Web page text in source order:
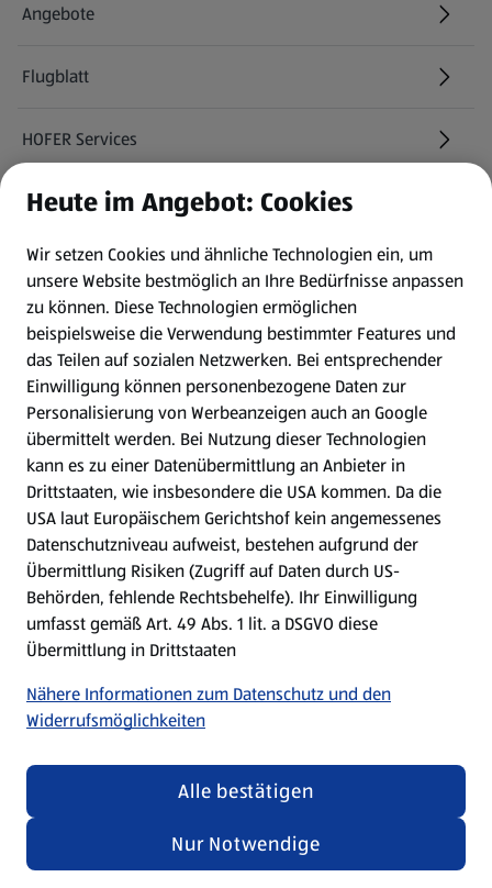
Angebote
Flugblatt
HOFER Services
Newsletter
WhatsApp
Gewinnspiele
Mein HOFER. Meine Einkäufe.
Meine Meinung. Mein HOFER.
Gutscheingroßbestellung
(öffnet in einem neuen Tab)
Folge uns hier:
Jetzt die HOFER App downloaden
Datenschutz- und Richtlinienmenü
Impressum
Security Policy
(öffnet in einem neuen Tab)
Heute im Angebot: Cookies
Wir setzen Cookies und ähnliche Technologien ein, um
unsere Website bestmöglich an Ihre Bedürfnisse anpassen
zu können. Diese Technologien ermöglichen
beispielsweise die Verwendung bestimmter Features und
das Teilen auf sozialen Netzwerken. Bei entsprechender
Einwilligung können personenbezogene Daten zur
Personalisierung von Werbeanzeigen auch an Google
übermittelt werden. Bei Nutzung dieser Technologien
kann es zu einer Datenübermittlung an Anbieter in
Drittstaaten, wie insbesondere die USA kommen. Da die
USA laut Europäischem Gerichtshof kein angemessenes
Datenschutzniveau aufweist, bestehen aufgrund der
Übermittlung Risiken (Zugriff auf Daten durch US-
Behörden, fehlende Rechtsbehelfe). Ihr Einwilligung
umfasst gemäß Art. 49 Abs. 1 lit. a DSGVO diese
Übermittlung in Drittstaaten
Nähere Informationen zum Datenschutz und den
Widerrufsmöglichkeiten
Nur Notwendige
Alle bestätigen